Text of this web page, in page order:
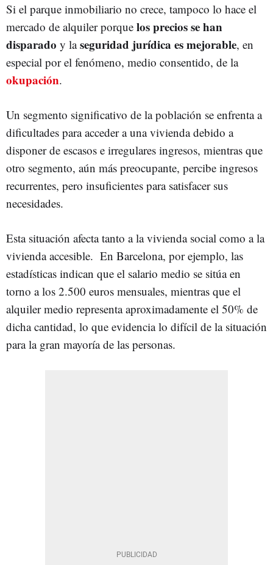
Si el parque inmobiliario no crece, tampoco lo hace el
mercado de alquiler porque los precios se han
disparado y laseguridad jurídica es mejorable, en
especial por el fenómeno, medio consentido, de la
okupación.
Un segmento significativo de la población se enfrenta a
dificultades para acceder a una vivienda debido a
disponer de escasos e irregulares ingresos, mientras que
otro segmento, aún más preocupante, percibe ingresos
recurrentes, pero insuficientes para satisfacer sus
necesidades.
Esta situación afecta tanto a la vivienda social como a la
vivienda accesible. En Barcelona, por ejemplo, las
estadísticas indican que el salario medio se sitúa en
torno a los 2.500 euros mensuales, mientras que el
alquiler medio representa aproximadamente el 50% de
dicha cantidad, lo que evidencia lo difícil de la situación
para la gran mayoría de las personas.